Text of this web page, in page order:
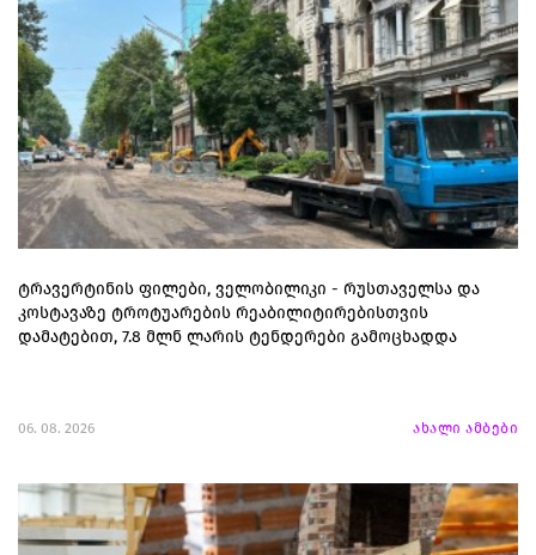
ტრავერტინის ფილები, ველობილიკი - რუსთაველსა და
კოსტავაზე ტროტუარების რეაბილიტირებისთვის
დამატებით, 7.8 მლნ ლარის ტენდერები გამოცხადდა
06. 08. 2026 ახალი ამბები